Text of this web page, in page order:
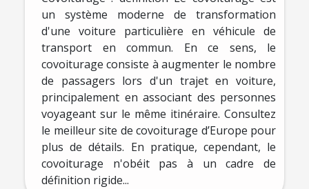
un système moderne de transformation
d'une voiture particulière en véhicule de
transport en commun. En ce sens, le
covoiturage consiste à augmenter le nombre
de passagers lors d'un trajet en voiture,
principalement en associant des personnes
voyageant sur le même itinéraire. Consultez
le meilleur site de covoiturage d’Europe pour
plus de détails. En pratique, cependant, le
covoiturage n'obéit pas à un cadre de
définition rigide...